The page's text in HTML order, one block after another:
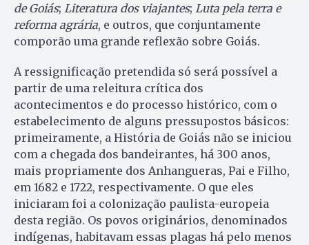
de Goiás; Literatura dos viajantes; Luta pela terra e
reforma agrária, e outros, que conjuntamente
comporão uma grande reflexão sobre Goiás.
A ressignificação pretendida só será possível a
partir de uma releitura crítica dos
acontecimentos e do processo histórico, com o
estabelecimento de alguns pressupostos básicos:
primeiramente, a História de Goiás não se iniciou
com a chegada dos bandeirantes, há 300 anos,
mais propriamente dos Anhangueras, Pai e Filho,
em 1682 e 1722, respectivamente. O que eles
iniciaram foi a colonização paulista-europeia
desta região. Os povos originários, denominados
indígenas, habitavam essas plagas há pelo menos